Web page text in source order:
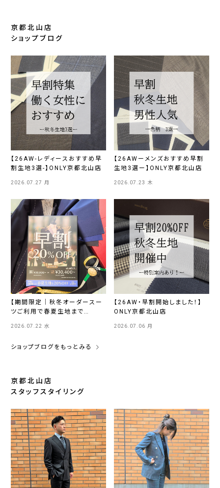
京都北山店
ショップブログ
【26AW-レディースおすすめ早
割生地3選-】ONLY京都北山店
2026.07.27 月
【26AWーメンズおすすめ早割
生地3選ー】ONLY京都北山店
2026.07.23 木
【期間限定｜秋冬オーダースー
ツご利用で春夏生地まで
2026.07.22 水
【26AW・早割開始しました！】
ONLY京都北山店
2026.07.06 月
ショップブログをもっとみる
京都北山店
スタッフスタイリング